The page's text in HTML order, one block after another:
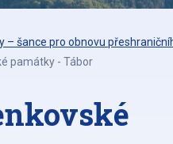
– šance pro obnovu
památky - Tábor